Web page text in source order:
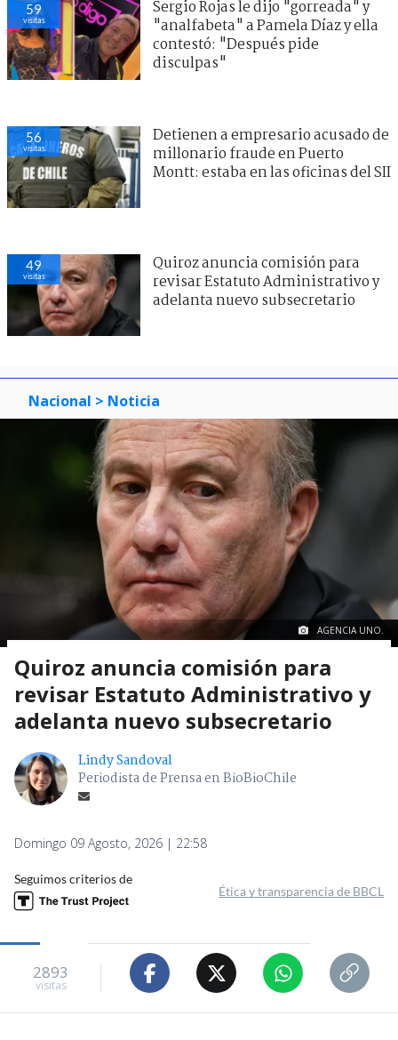
59
visitas
Sergio Rojas le dijo "gorreada" y
"analfabeta" a Pamela Díaz y ella
contestó: "Después pide
disculpas"
56
visitas
Detienen a empresario acusado de
millonario fraude en Puerto
Montt: estaba en las oficinas del SII
49
visitas
Quiroz anuncia comisión para
revisar Estatuto Administrativo y
adelanta nuevo subsecretario
Nacional > Noticia
AGENCIA UNO.
Quiroz anuncia comisión para
revisar Estatuto Administrativo y
adelanta nuevo subsecretario
Lindy Sandoval
Periodista de Prensa en BioBioChile
Domingo 09 Agosto, 2026 | 22:58
Seguimos criterios de
Ética y transparencia de BBCL
2893
visitas